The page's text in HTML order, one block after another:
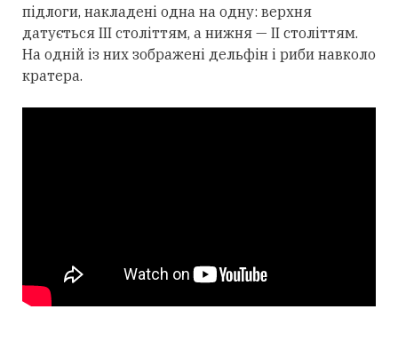
підлоги, накладені одна на одну: верхня
датується III століттям, а нижня — II століттям.
На одній із них зображені дельфін і риби навколо
кратера.